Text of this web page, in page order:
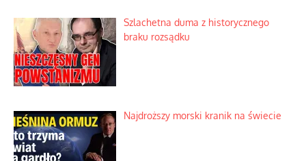
Szlachetna duma z historycznego
braku rozsądku
Najdroższy morski kranik na świecie